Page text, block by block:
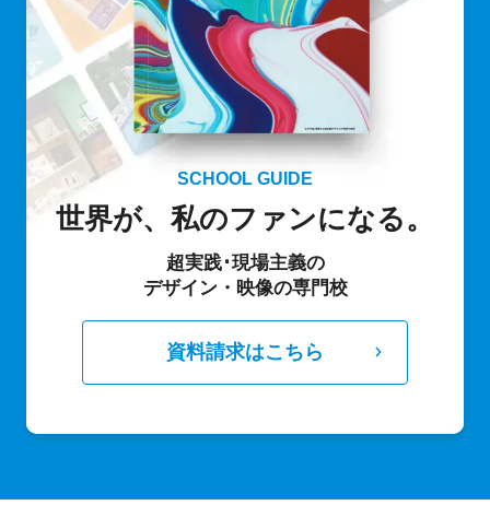
SCHOOL GUIDE
世界が、私のファンになる。
超実践･現場主義の
デザイン・映像の専門校
資料請求はこちら